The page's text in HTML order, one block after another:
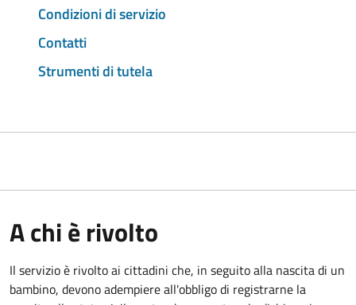
Condizioni di servizio
Contatti
Strumenti di tutela
A chi è rivolto
Il servizio è rivolto ai cittadini che, in seguito alla nascita di un
bambino, devono adempiere all'obbligo di registrarne la